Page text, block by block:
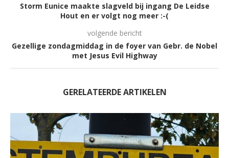
Storm Eunice maakte slagveld bij ingang De Leidse
Hout en er volgt nog meer :-(
volgende bericht
Gezellige zondagmiddag in de foyer van Gebr. de Nobel
met Jesus Evil Highway
GERELATEERDE ARTIKELEN